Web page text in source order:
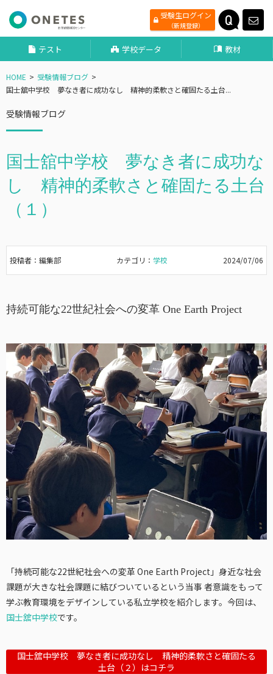
受験生ログイン
（新規登録）
テスト 学校データ 教材
HOME
受験情報ブログ
国士舘中学校 夢なき者に成功なし 精神的柔軟さと確固たる土台...
受験情報ブログ
国士舘中学校 夢なき者に成功な
し 精神的柔軟さと確固たる土台
（１）
投稿者：編集部 カテゴリ： 学校 2024/07/06
持続可能な22世紀社会への変革 One Earth Project
「持続可能な22世紀社会への変革 One Earth Project」身近な社会
課題が大きな社会課題に結びついているという当事 者意識をもって
学ぶ教育環境をデザインしている私立学校を紹介します。今回は、
国士舘中学校です。
国士舘中学校 夢なき者に成功なし 精神的柔軟さと確固たる
土台（２）はコチラ